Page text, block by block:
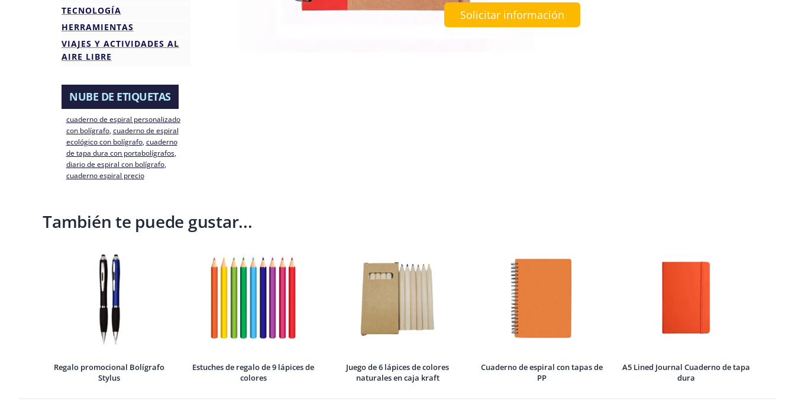
TECNOLOGÍA
HERRAMIENTAS
VIAJES Y ACTIVIDADES AL
AIRE LIBRE
NUBE DE ETIQUETAS
cuaderno de espiral personalizado
con bolígrafo, cuaderno de espiral
ecológico con bolígrafo, cuaderno
de tapa dura con portabolígrafos,
diario de espiral con bolígrafo,
cuaderno espiral precio
Solicitar información
También te puede gustar...
Regalo promocional Bolígrafo
Stylus
Estuches de regalo de 9 lápices de
colores
Juego de 6 lápices de colores
naturales en caja kraft
Cuaderno de espiral con tapas de
PP
A5 Lined Journal Cuaderno de tapa
dura